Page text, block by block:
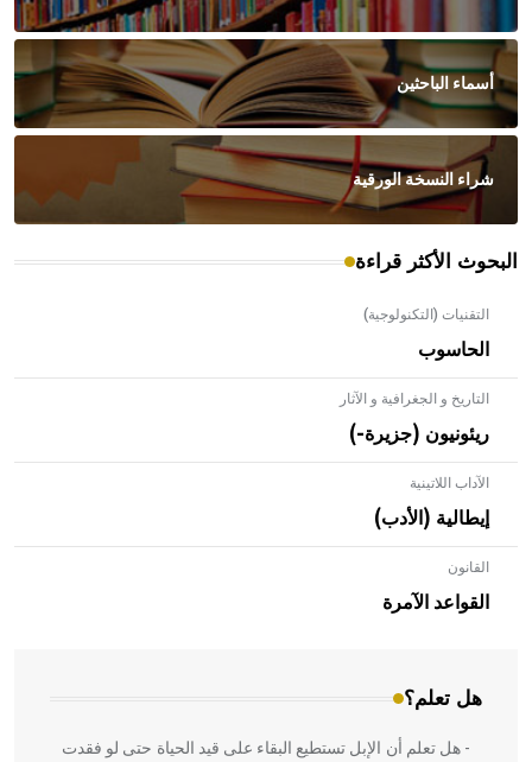
أسماء الباحثين
شراء النسخة الورقية
البحوث الأكثر قراءة
التقنيات (التكنولوجية)
الحاسوب
التاريخ و الجغرافية و الآثار
ريئونيون (جزيرة-)
الآداب اللاتينية
إيطالية (الأدب)
القانون
القواعد الآمرة
هل تعلم؟
- هل تعلم أن الأبلق نوع من الفنون الهندسية التي ارتبطت
بالعمارة الإسلامية في بلاد الشام ومصر خاصة، حيث يحرص
المعمار على بناء مداميكه وخاصة في الواجهات
- هل تعلم أن الإبل تستطيع البقاء على قيد الحياة حتى لو فقدت